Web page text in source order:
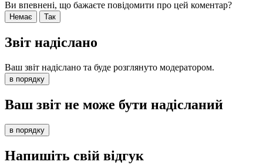
Ви впевнені, що бажаєте повідомити про цей коментар?
Немає Так
Звіт надіслано
Ваш звіт надіслано та буде розглянуто модератором.
в порядку
Ваш звіт не може бути надісланий
в порядку
Напишіть свій відгук